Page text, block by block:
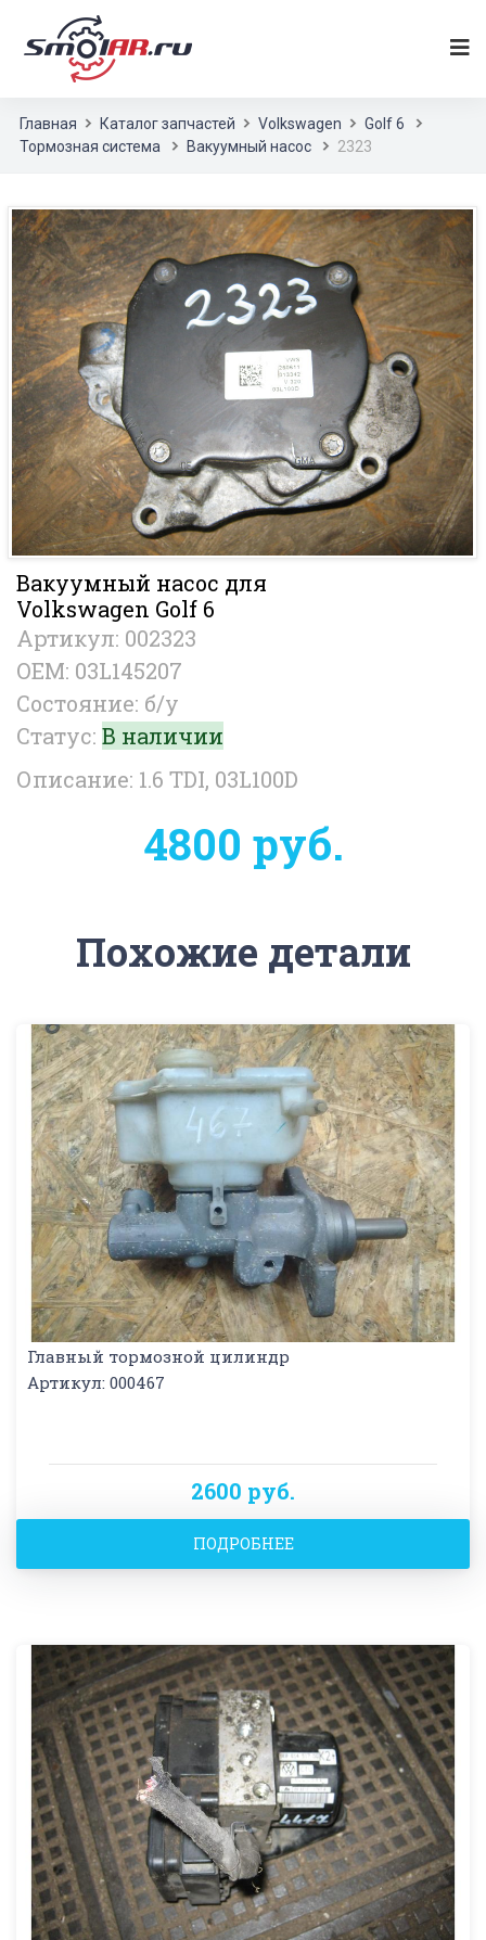
Главная Каталог запчастей Volkswagen
Golf 6
Тормозная система
Вакуумный насос 2323
Вакуумный насос для
Volkswagen Golf 6
Артикул: 002323
OEM: 03L145207
Состояние: б/у
Статус: В наличии
Описание: 1.6 TDI, 03L100D
4800 руб.
Похожие детали
Главный тормозной цилиндр
Артикул: 000467
2600 руб.
ПОДРОБНЕЕ